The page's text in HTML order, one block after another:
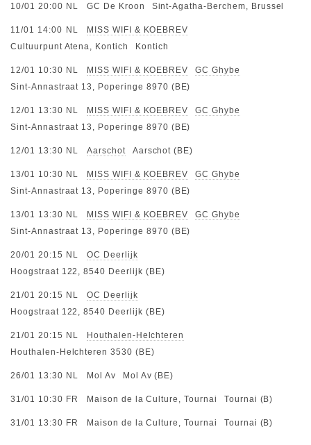
10/01 20:00 NL GC De Kroon Sint-Agatha-Berchem, Brussel
11/01 14:00 NL
MISS WIFI & KOEBREV
Cultuurpunt Atena, Kontich
Kontich
12/01 10:30 NL MISS WIFI & KOEBREV
GC Ghybe
Sint-Annastraat 13, Poperinge 8970 (BE)
12/01 13:30 NL MISS WIFI & KOEBREV
GC Ghybe
Sint-Annastraat 13, Poperinge 8970 (BE)
12/01 13:30 NL Aarschot Aarschot (BE)
13/01 10:30 NL MISS WIFI & KOEBREV
GC Ghybe
Sint-Annastraat 13, Poperinge 8970 (BE)
13/01 13:30 NL MISS WIFI & KOEBREV
GC Ghybe
Sint-Annastraat 13, Poperinge 8970 (BE)
20/01 20:15 NL
OC Deerlijk
Hoogstraat 122, 8540 Deerlijk (BE)
21/01 20:15 NL
OC Deerlijk
Hoogstraat 122, 8540 Deerlijk (BE)
21/01 20:15 NL
Houthalen-Helchteren
Houthalen-Helchteren 3530 (BE)
26/01 13:30 NL Mol Av Mol Av (BE)
31/01 10:30 FR Maison de la Culture, Tournai Tournai (B)
31/01 13:30 FR Maison de la Culture, Tournai Tournai (B)